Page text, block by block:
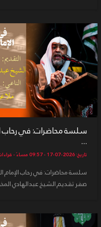
سلسة محاضرات: في رحاب
...
تاريخ: 2026-07-17 - 09:57 مساءً - قراءات: 130
سلسة محاضرات: في رحاب الإمام
صفر تقديم الشيخ عبدالهادي